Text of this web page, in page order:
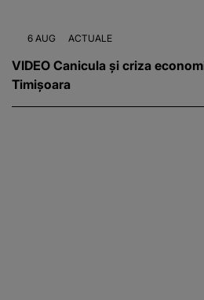
6 AUG ACTUALE
VIDEO Canicula și criza
Timișoara